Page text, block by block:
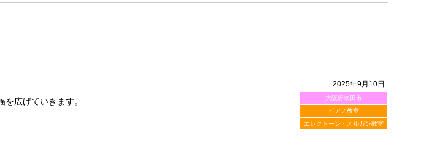
2025年9月10日
大阪府吹田市
ピアノ教室
エレクトーン・オルガン教室
広げていきます。